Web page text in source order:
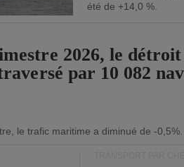
été de +14,0 %.
2026, le
par 10 082
le trafic maritime a diminué de -0,5%.